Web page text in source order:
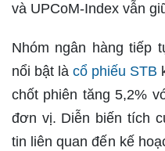
và UPCoM-Index vẫn
Nhóm ngân hàng tiếp
nổi bật là cổ phiếu STB
chốt phiên tăng 5,2%
đơn vị. Diễn biến tích
tin liên quan đến kế